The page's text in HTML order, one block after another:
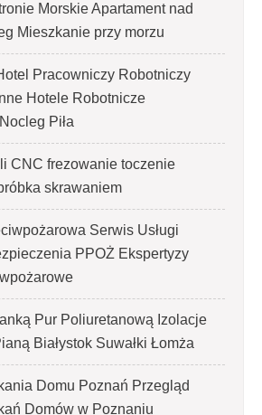
Morskie Apartament nad
Mieszkanie przy morzu
Pracowniczy Robotniczy
Hotele Robotnicze
Piła
CNC frezowanie toczenie
skrawaniem
Serwis Usługi
PPOŻ Ekspertyzy
Pur Poliuretanową Izolacje
Białystok Suwałki Łomża
Domu Poznań Przegląd
Domów w Poznaniu